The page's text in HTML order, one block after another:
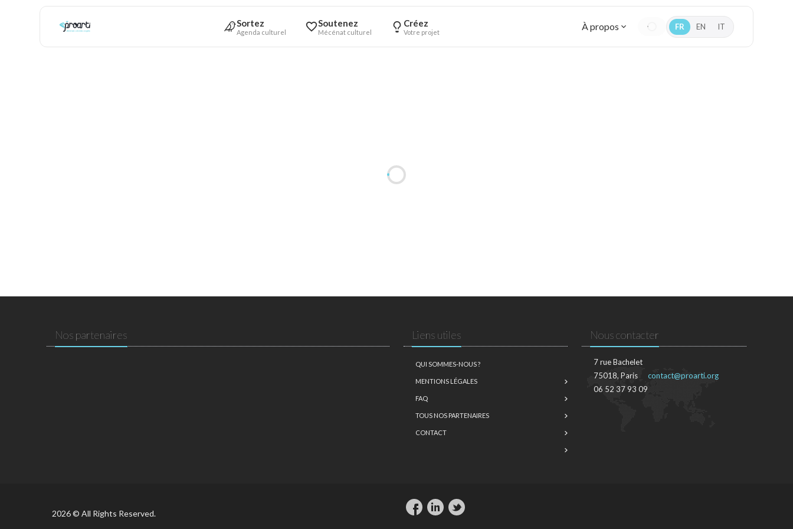
Sortez
Agenda culturel
Soutenez
Mécénat culturel
Créez
Votre projet À propos FR EN IT
Nos partenaires Liens utiles
QUI SOMMES-NOUS ?
MENTIONS LÉGALES
FAQ
TOUS NOS PARTENAIRES
CONTACT
Nous contacter
7 rue Bachelet
75018, Paris
06 52 37 93 09
contact@proarti.org
2026 © All Rights Reserved.